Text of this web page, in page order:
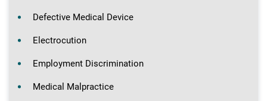
Defective Medical Device
Electrocution
Employment Discrimination
Medical Malpractice